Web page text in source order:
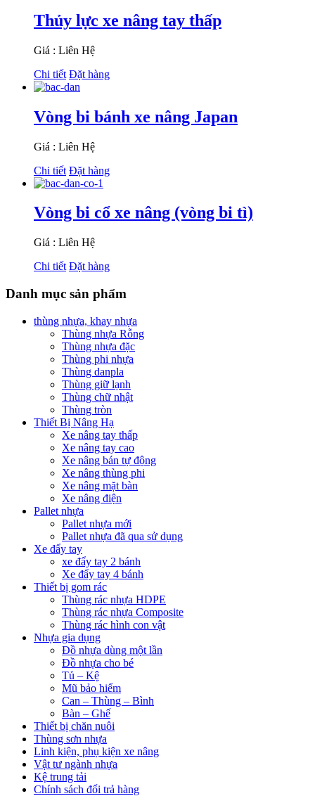
Thủy lực xe nâng tay thấp
Giá : Liên Hệ
Chi tiết Đặt hàng
Vòng bi bánh xe nâng Japan
Giá : Liên Hệ
Chi tiết Đặt hàng
Vòng bi cổ xe nâng (vòng bi tì)
Giá : Liên Hệ
Chi tiết Đặt hàng
Danh mục sản phẩm
thùng nhựa, khay nhựa
Thùng nhựa Rỗng
Thùng nhựa đặc
Thùng phi nhựa
Thùng danpla
Thùng giữ lạnh
Thùng chữ nhật
Thùng tròn
Thiết Bị Nâng Hạ
Xe nâng tay thấp
Xe nâng tay cao
Xe nâng bán tự động
Xe nâng thùng phi
Xe nâng mặt bàn
Xe nâng điện
Pallet nhựa
Pallet nhựa mới
Pallet nhựa đã qua sử dụng
Xe đẩy tay
xe đẩy tay 2 bánh
Xe đẩy tay 4 bánh
Thiết bị gom rác
Thùng rác nhựa HDPE
Thùng rác nhựa Composite
Thùng rác hình con vật
Nhựa gia dụng
Đồ nhựa dùng một lần
Đồ nhựa cho bé
Tủ – Kệ
Mũ bảo hiểm
Can – Thùng – Bình
Bàn – Ghế
Thiết bị chăn nuôi
Thùng sơn nhựa
Linh kiện, phụ kiện xe nâng
Vật tư ngành nhựa
Kệ trung tải
Chính sách đổi trả hàng